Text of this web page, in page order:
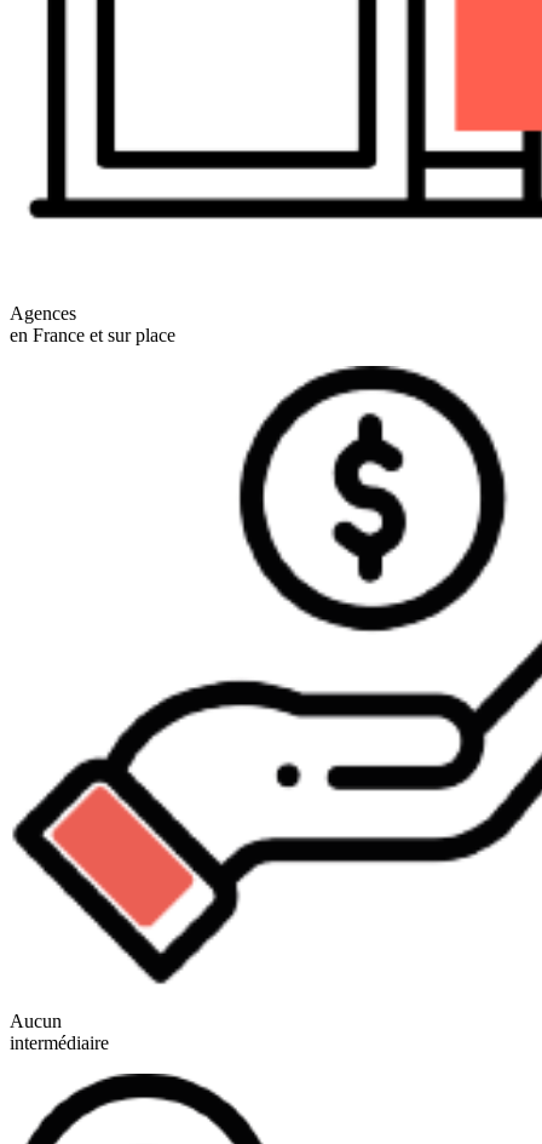
Agences
en France et sur place
Aucun
intermédiaire